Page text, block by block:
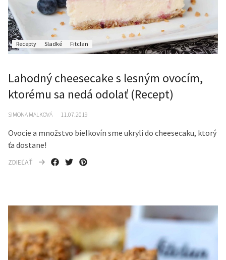
Recepty Sladké Fitclan
Lahodný cheesecake s lesným ovocím,
ktorému sa nedá odolať (Recept)
SIMONA MALKOVÁ 11.07.2019
Ovocie a množstvo bielkovín sme ukryli do cheesecaku, ktorý
ťa dostane!
ZDIEĽAŤ